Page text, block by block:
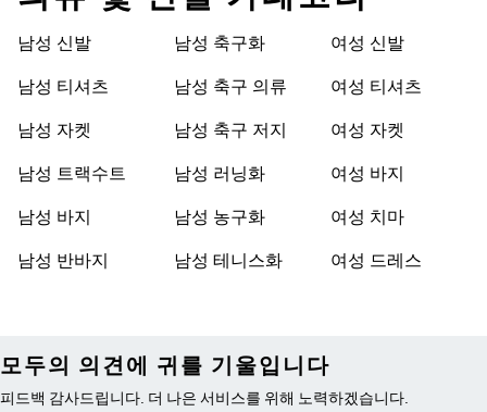
남성 신발
남성 티셔츠
남성 자켓
남성 트랙수트
남성 바지
남성 반바지
남성 축구화
남성 축구 의류
남성 축구 저지
남성 러닝화
남성 농구화
남성 테니스화
여성 신발
여성 티셔츠
여성 자켓
여성 바지
여성 치마
여성 드레스
모두의 의견에 귀를 기울입니다
피드백 감사드립니다. 더 나은 서비스를 위해 노력하겠습니다.